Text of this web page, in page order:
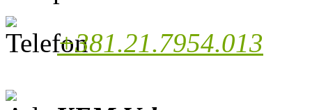
+381.21.7954.013